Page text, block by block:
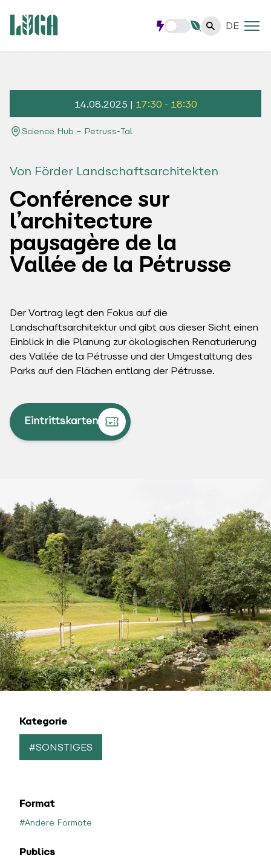
DE
14.08.2025 | 17:30 - 18:30
Science Hub – Petruss-Tal
Von Förder Landschaftsarchitekten
Conférence sur
l’architecture
paysagère de la
Vallée de la Pétrusse
Der Vortrag legt den Fokus auf die
Landschaftsarchitektur und gibt aus dieser Sicht einen
Einblick in die Planung zur ökologischen Renaturierung
des Vallée de la Pétrusse und der Umgestaltung des
Parks auf den Flächen entlang der Pétrusse.
Eintrittskarten
Kategorie
#SONSTIGES
Format
#Andere Formate
Publics